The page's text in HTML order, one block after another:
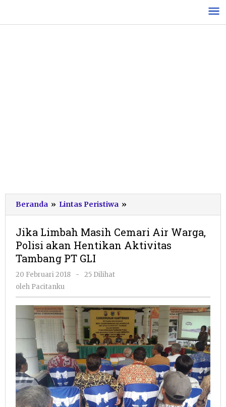
konten
Beranda » Lintas Peristiwa »
Limbah
Cemari
Air
Aktivitas
Tambang
PT
GLI
Jika Limbah Masih Cemari Air Warga,
Polisi akan Hentikan Aktivitas
Tambang PT GLI
20 Februari 2018
oleh
-
25 Dilihat
oleh Pacitanku